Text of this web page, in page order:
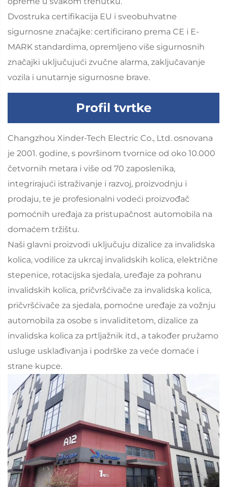
Dvostruka certifikacija EU i sveobuhvatne
sigurnosne značajke: certificirano prema CE i E-
MARK standardima, opremljeno više sigurnosnih
značajki uključujući zvučne alarma, zaključavanje
vozila i unutarnje sigurnosne brave.
Profil tvrtke
Changzhou Xinder-Tech Electric Co., Ltd. osnovana
je 2001. godine, s površinom tvornice od oko 10.000
četvornih metara i više od 70 zaposlenika,
integrirajući istraživanje i razvoj, proizvodnju i
prodaju, te je profesionalni vodeći proizvođač
pomoćnih uređaja za pristupačnost automobila na
domaćem tržištu.
Naši glavni proizvodi uključuju dizalice za invalidska
kolica, vodilice za ukrcaj invalidskih kolica, električne
stepenice, rotacijska sjedala, uređaje za pohranu
invalidskih kolica, pričvršćivače za invalidska kolica,
pričvršćivače za sjedala, pomoćne uređaje za vožnju
automobila za osobe s invaliditetom, dizalice za
invalidska kolica za prtljažnik itd., a također pružamo
usluge usklađivanja i podrške za veće domaće i
strane kupce.